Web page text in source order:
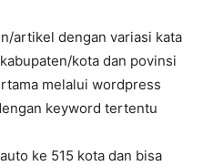
artikel dengan variasi kata
kota dan povinsi
melalui wordpress
keyword tertentu
ke 515 kota dan bisa